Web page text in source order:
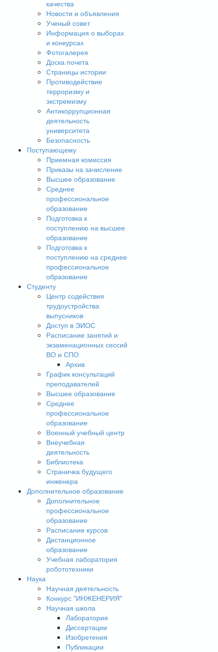
качества
Новости и объявления
Ученый совет
Информация о выборах
и конкурсах
Фотогалерея
Доска почета
Страницы истории
Противодействие
терроризму и
экстремизму
Антикоррупционная
деятельность
университета
Безопасность
Поступающему
Приемная комиссия
Приказы на зачисление
Высшее образование
Среднее
профессиональное
образование
Подготовка к
поступлению на высшее
образование
Подготовка к
поступлению на среднее
профессиональное
образование
Студенту
Центр содействия
трудоустройства
выпусников
Доступ в ЭИОС
Расписание занятий и
экзаменационных сессий
ВО и СПО
Архив
График консультаций
преподавателей
Высшее образование
Среднее
профессиональное
образование
Военный учебный центр
Внеучебная
деятельность
Библиотека
Страничка будущего
инженера
Дополнительное образование
Дополнительное
профессиональное
образование
Расписание курсов
Дистанционное
образование
Учебная лаборатория
робототехники
Наука
Научная деятельность
Конкурс "ИНЖЕНЕРИЯ"
Научная школа
Лаборатория
Диссертации
Изобретения
Публикации